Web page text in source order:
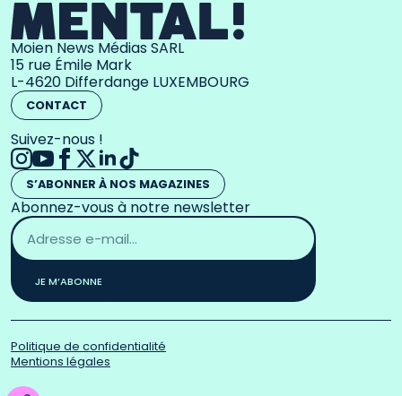
Moien News Médias SARL
15 rue Émile Mark
L-4620 Differdange LUXEMBOURG
CONTACT
Suivez-nous !
S’ABONNER À NOS MAGAZINES
Abonnez-vous à notre newsletter
Adresse
email
*
JE M’ABONNE
Politique de confidentialité
Mentions légales